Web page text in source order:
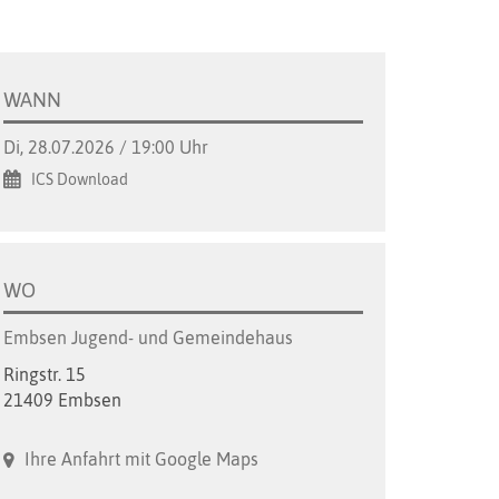
WANN
Di, 28.07.2026 / 19:00 Uhr
ICS Download
WO
Embsen Jugend- und Gemeindehaus
Ringstr. 15
21409 Embsen
Ihre Anfahrt mit Google Maps